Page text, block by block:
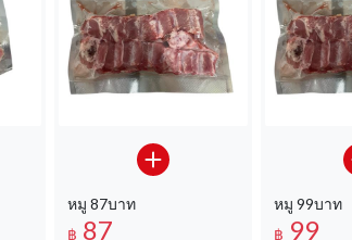
หมู 87บาท
฿ 87
หมู 99บาท
฿ 99